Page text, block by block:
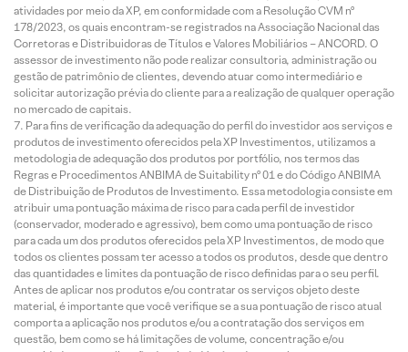
atividades por meio da XP, em conformidade com a Resolução CVM nº
178/2023, os quais encontram-se registrados na Associação Nacional das
Corretoras e Distribuidoras de Títulos e Valores Mobiliários – ANCORD. O
assessor de investimento não pode realizar consultoria, administração ou
gestão de patrimônio de clientes, devendo atuar como intermediário e
solicitar autorização prévia do cliente para a realização de qualquer operação
no mercado de capitais.
Para fins de verificação da adequação do perfil do investidor aos serviços e
produtos de investimento oferecidos pela XP Investimentos, utilizamos a
metodologia de adequação dos produtos por portfólio, nos termos das
Regras e Procedimentos ANBIMA de Suitability nº 01 e do Código ANBIMA
de Distribuição de Produtos de Investimento. Essa metodologia consiste em
atribuir uma pontuação máxima de risco para cada perfil de investidor
(conservador, moderado e agressivo), bem como uma pontuação de risco
para cada um dos produtos oferecidos pela XP Investimentos, de modo que
todos os clientes possam ter acesso a todos os produtos, desde que dentro
das quantidades e limites da pontuação de risco definidas para o seu perfil.
Antes de aplicar nos produtos e/ou contratar os serviços objeto deste
material, é importante que você verifique se a sua pontuação de risco atual
comporta a aplicação nos produtos e/ou a contratação dos serviços em
questão, bem como se há limitações de volume, concentração e/ou